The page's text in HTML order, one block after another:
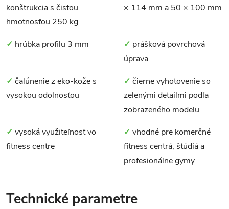
konštrukcia s čistou
hmotnosťou 250 kg
× 114 mm a 50 × 100 mm
✓ hrúbka profilu 3 mm ✓ prášková povrchová
úprava
✓ čalúnenie z eko-kože s
vysokou odolnosťou
✓ čierne vyhotovenie so
zelenými detailmi podľa
zobrazeného modelu
✓ vysoká využiteľnosť vo
fitness centre
✓ vhodné pre komerčné
fitness centrá, štúdiá a
profesionálne gymy
Technické parametre